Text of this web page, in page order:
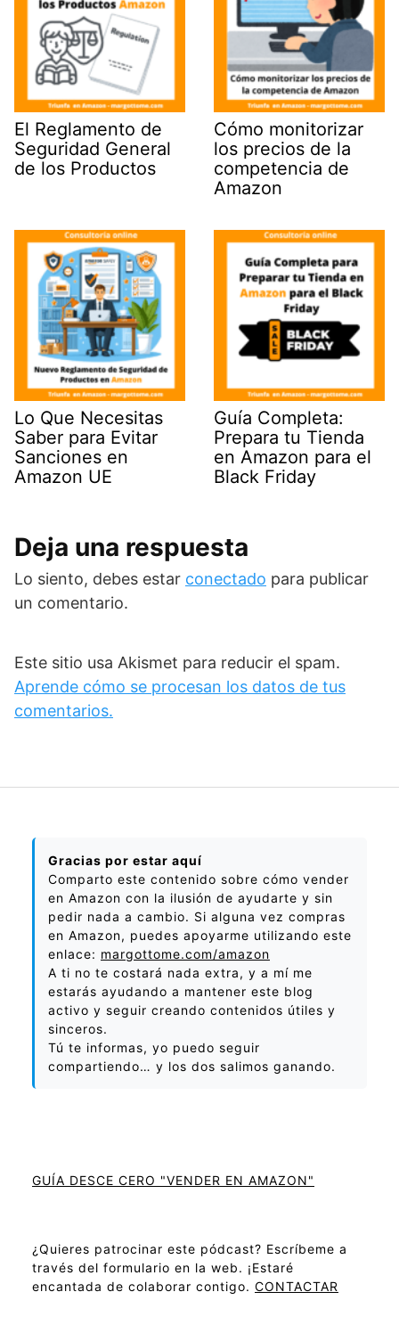
El Reglamento de
Seguridad General
de los Productos
Cómo monitorizar
los precios de la
competencia de
Amazon
Lo Que Necesitas
Saber para Evitar
Sanciones en
Amazon UE
Guía Completa:
Prepara tu Tienda
en Amazon para el
Black Friday
Deja una respuesta
Lo siento, debes estar conectado para publicar
un comentario.
Este sitio usa Akismet para reducir el spam.
Aprende cómo se procesan los datos de tus
comentarios.
Gracias por estar aquí
Comparto este contenido sobre cómo vender
en Amazon con la ilusión de ayudarte y sin
pedir nada a cambio. Si alguna vez compras
en Amazon, puedes apoyarme utilizando este
enlace: margottome.com/amazon
A ti no te costará nada extra, y a mí me
estarás ayudando a mantener este blog
activo y seguir creando contenidos útiles y
sinceros.
Tú te informas, yo puedo seguir
compartiendo… y los dos salimos ganando.
GUÍA DESCE CERO "VENDER EN AMAZON"
¿Quieres patrocinar este pódcast? Escríbeme a
través del formulario en la web. ¡Estaré
encantada de colaborar contigo. CONTACTAR